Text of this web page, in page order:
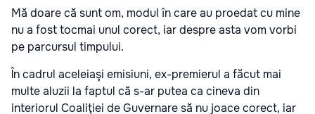
Mă doare că sunt om, modul în care au proedat cu mine
nu a fost tocmai unul corect, iar despre asta vom vorbi
pe parcursul timpului.
În cadrul aceleiaşi emisiuni, ex-premierul a făcut mai
multe aluzii la faptul că s-ar putea ca cineva din
interiorul Coaliţiei de Guvernare să nu joace corect, iar